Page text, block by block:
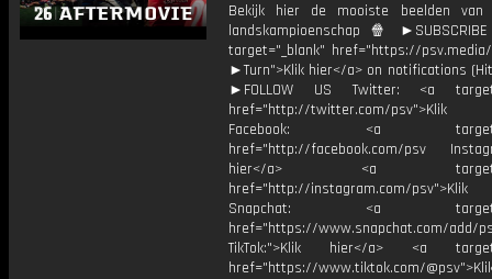
Bekijk hier de mooiste beelden
landskampioenschap 🍿
target="_blank" href="https://psv.media/
►Turn">Klik hier</a> on notifications
►FOLLOW US Twitter: <a
href="http://twitter.com/psv">Klik
Facebook: <a
href="http://facebook.com/psv
hier</a> <a
href="http://instagram.com/
Snapchat: <a
href="https://www.snapchat.com/add/
TikTok:">Klik hier</a> <a
href="https://www.tiktok.com/